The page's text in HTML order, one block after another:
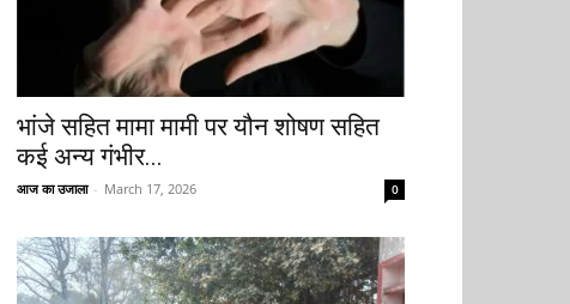
भांजे सहित मामा मामी पर यौन शोषण सहित
कई अन्य गंभीर...
आज का उजाला - March 17, 2026 0